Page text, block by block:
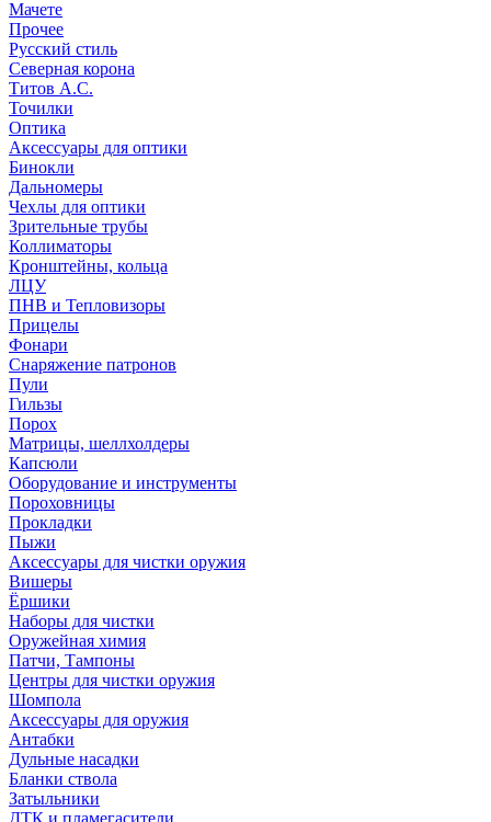
Мачете
Прочее
Русский стиль
Северная корона
Титов А.С.
Точилки
Оптика
Аксессуары для оптики
Бинокли
Дальномеры
Чехлы для оптики
Зрительные трубы
Коллиматоры
Кронштейны, кольца
ЛЦУ
ПНВ и Тепловизоры
Прицелы
Фонари
Снаряжение патронов
Пули
Гильзы
Порох
Матрицы, шеллхолдеры
Капсюли
Оборудование и инструменты
Пороховницы
Прокладки
Пыжи
Аксессуары для чистки оружия
Вишеры
Ёршики
Наборы для чистки
Оружейная химия
Патчи, Тампоны
Центры для чистки оружия
Шомпола
Аксессуары для оружия
Антабки
Дульные насадки
Бланки ствола
Затыльники
ДТК и пламегасители